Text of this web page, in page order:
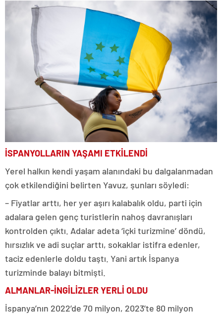
İSPANYOLLARIN YAŞAMI ETKİLENDİ
Yerel halkın kendi yaşam alanındaki bu dalgalanmadan
çok etkilendiğini belirten Yavuz, şunları söyledi:
– Fiyatlar arttı, her yer aşırı kalabalık oldu, parti için
adalara gelen genç turistlerin nahoş davranışları
kontrolden çıktı. Adalar adeta ‘içki turizmine’ döndü,
hırsızlık ve adi suçlar arttı, sokaklar istifra edenler,
taciz edenlerle doldu taştı. Yani artık İspanya
turizminde balayı bitmişti.
ALMANLAR-İNGİLİZLER YERLİ OLDU
İspanya’nın 2022’de 70 milyon, 2023’te 80 milyon